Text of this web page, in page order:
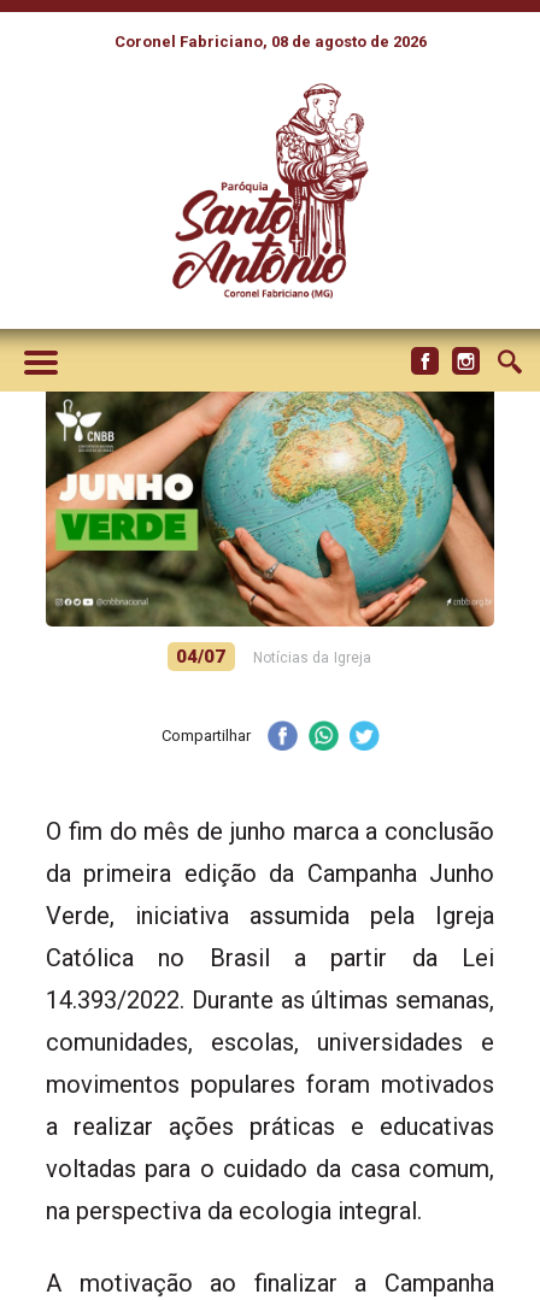
Coronel Fabriciano, 08 de agosto de 2026
JUNHO VERDE É CONCLUÍDO
COM PERSPECTIVA DE
COMPROMISSO PELA
ECOLOGIA INTEGRAL
04/07 Notícias da Igreja
Compartilhar
O fim do mês de junho marca a conclusão
da primeira edição da Campanha Junho
Verde, iniciativa assumida pela Igreja
Católica no Brasil a partir da Lei
14.393/2022. Durante as últimas semanas,
comunidades, escolas, universidades e
movimentos populares foram motivados
a realizar ações práticas e educativas
voltadas para o cuidado da casa comum,
na perspectiva da ecologia integral.
A motivação ao finalizar a Campanha